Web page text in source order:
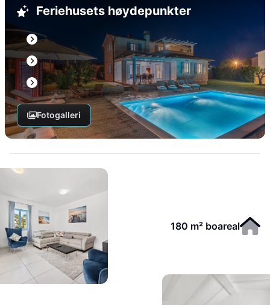
Feriehusets høydepunkter
Fotogalleri
180 m² boareal